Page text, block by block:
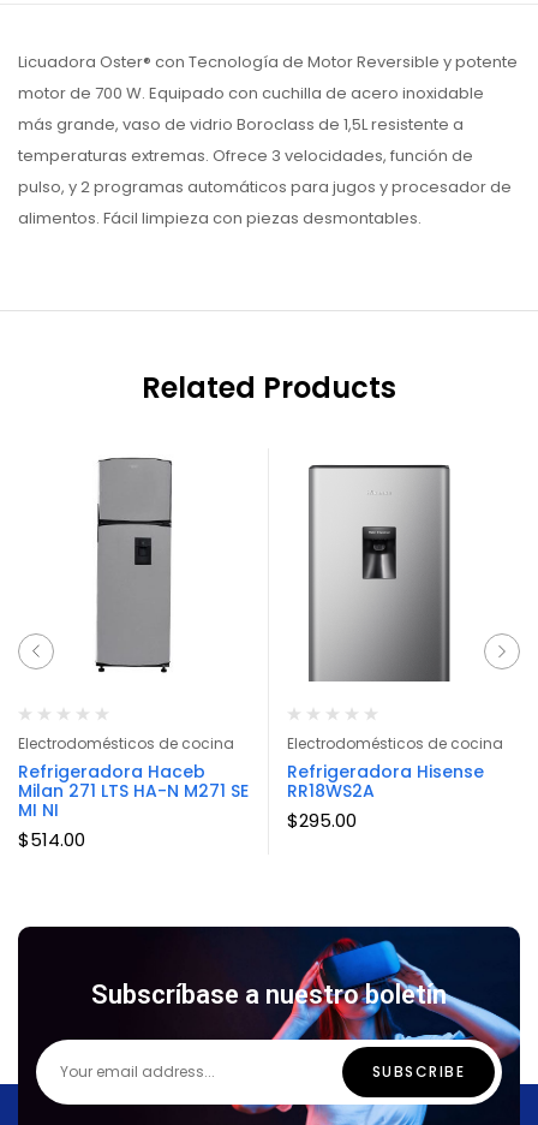
Licuadora Oster® con Tecnología de Motor Reversible y potente
motor de 700 W. Equipado con cuchilla de acero inoxidable
más grande, vaso de vidrio Boroclass de 1,5L resistente a
temperaturas extremas. Ofrece 3 velocidades, función de
pulso, y 2 programas automáticos para jugos y procesador de
alimentos. Fácil limpieza con piezas desmontables.
Related Products
Electrodomésticos de cocina
Refrigeradora Haceb
Milan 271 LTS HA-N M271 SE
MI NI
$514.00
Electrodomésticos de cocina
Refrigeradora Hisense
RR18WS2A
$295.00
Subscríbase a nuestro boletín